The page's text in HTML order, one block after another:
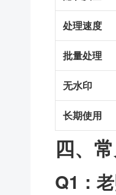
处理速度
批量处理
无水印
长期使用
四、
Q1：